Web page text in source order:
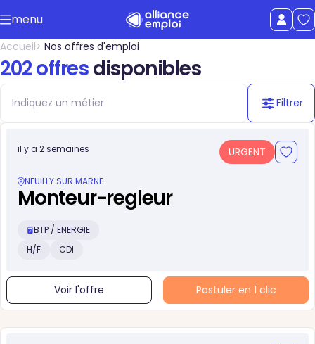
Accéder au contenu principal
Afficher le
menu
le menu
Accueil Nos offres d'emploi
202 offresdisponibles
Filtrer
il y a 2 semaines URGENT
NEUILLY SUR MARNE
Monteur-regleur
BTP / ENERGIE
H/F
CDI
Voir l'offre Postuler en 1 clic